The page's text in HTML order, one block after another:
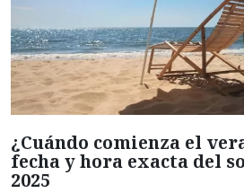
¿Cuándo comienza el
fecha y hora exacta del
2025